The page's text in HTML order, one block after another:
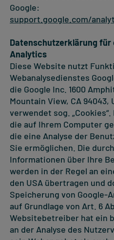
Google:
support.google.com/
Datenschutzerklärung für
Analytics
Diese Website nutzt
Webanalysedienstes
die Google Inc. 1600
Mountain View, CA 94043,
verwendet sog.
die auf Ihrem Computer
die eine Analyse der
Sie ermöglichen. Die
Informationen über Ihre
werden in der Regel an
den USA übertragen und
Speicherung von Google-
auf Grundlage von Art. 6
Websitebetreiber hat ein
an der Analyse des